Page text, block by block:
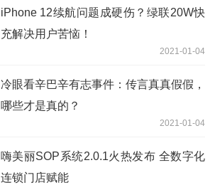
iPhone 12续航问题成硬伤？绿联20W快
充解决用户苦恼！
2021-01-04
冷眼看辛巴辛有志事件：传言真真假假，
哪些才是真的？
2021-01-04
嗨美丽SOP系统2.0.1火热发布 全数字化
连锁门店赋能